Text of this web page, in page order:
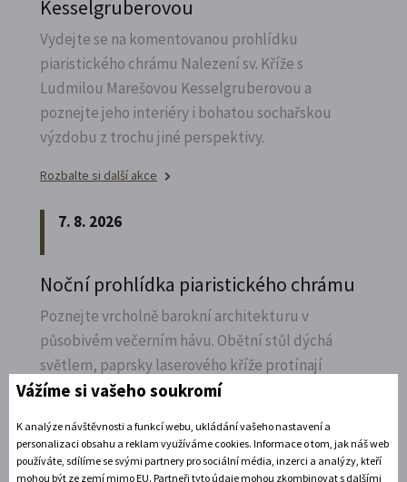
Kesselgruberovou
Vydejte se na komentovanou prohlídku
piaristického chrámu Nalezení sv. Kříže s
Ludmilou Marešovou Kesselgruberovou a
poznejte jeho interiéry i bohatou sochařskou
výzdobu z trochu jiné perspektivy.
Rozbalte si další akce
7. 8. 2026
Noční prohlídka piaristického chrámu
Poznejte vrcholně barokní architekturu v
působivém večerním hávu. Obětní stůl dýchá
světlem, paprsky laserového kříže protínají
klenby a chrám ožívá instalacemi současného
Rozbalte si další akce
Vážíme si vašeho soukromí
K analýze návštěvnosti a funkcí webu, ukládání vašeho nastavení a
personalizaci obsahu a reklam využíváme cookies. Informace o tom, jak náš web
používáte, sdílíme se svými partnery pro sociální média, inzerci a analýzy, kteří
mohou být ze zemí mimo EU. Partneři tyto údaje mohou zkombinovat s dalšími